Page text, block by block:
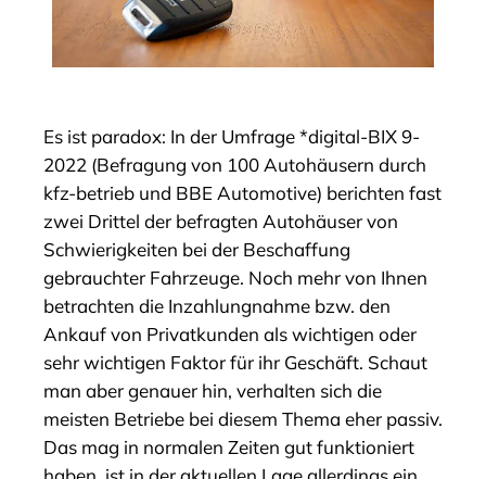
Es ist paradox: In der Umfrage *digital-BIX 9-
2022 (Befragung von 100 Autohäusern durch
kfz-betrieb und BBE Automotive) berichten fast
zwei Drittel der befragten Autohäuser von
Schwierigkeiten bei der Beschaffung
gebrauchter Fahrzeuge. Noch mehr von Ihnen
betrachten die Inzahlungnahme bzw. den
Ankauf von Privatkunden als wichtigen oder
sehr wichtigen Faktor für ihr Geschäft. Schaut
man aber genauer hin, verhalten sich die
meisten Betriebe bei diesem Thema eher passiv.
Das mag in normalen Zeiten gut funktioniert